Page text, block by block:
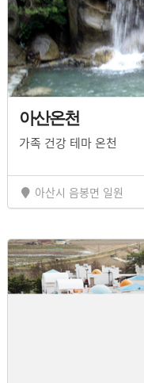
아산온천
가족 건강 테마 온천
아산시 음봉면 일원